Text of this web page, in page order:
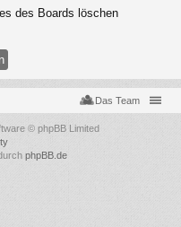
des Boards löschen
Das Team
© phpBB Limited
phpBB.de